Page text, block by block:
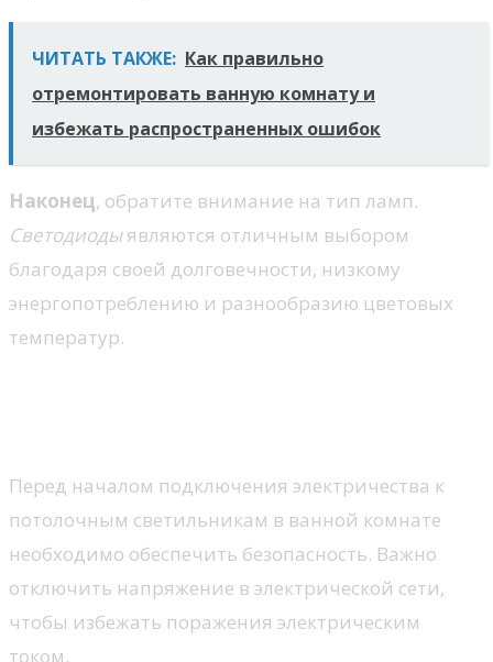
ЧИТАТЬ ТАКЖЕ: Как правильно
отремонтировать ванную комнату и
избежать распространенных ошибок
Наконец, обратите внимание на тип ламп.
Светодиодыявляются отличным выбором
благодаря своей долговечности, низкому
энергопотреблению и разнообразию цветовых
температур.
Перед началом подключения электричества к
потолочным светильникам в ванной комнате
необходимо обеспечить безопасность. Важно
отключить напряжение в электрической сети,
чтобы избежать поражения электрическим
током.